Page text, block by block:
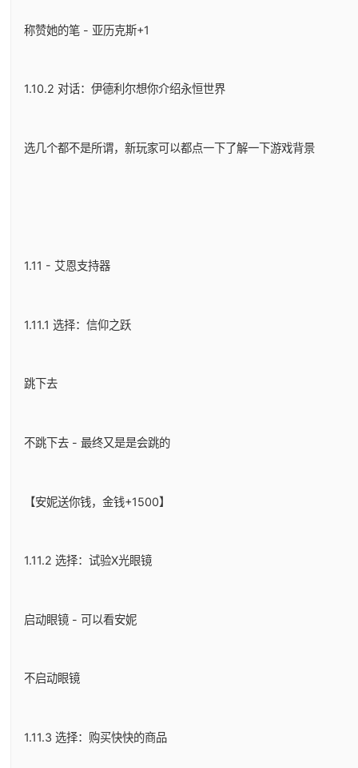
称赞她的笔 - 亚历克斯+1
1.10.2 对话：伊德利尔想你介绍永恒世界
选几个都不是所谓，新玩家可以都点一下了解一下游戏背景
1.11 - 艾恩支持器
1.11.1 选择：信仰之跃
跳下去
不跳下去 - 最终又是是会跳的
【安妮送你钱，金钱+1500】
1.11.2 选择：试验X光眼镜
启动眼镜 - 可以看安妮
不启动眼镜
1.11.3 选择：购买快快的商品